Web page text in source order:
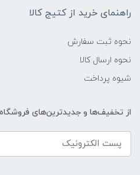
راهنمای خرید از کتیج کالا
نحوه ثبت سفارش
نحوه ارسال کالا
شیوه پرداخت
از تخفیف‌ها و جدیدترین‌های